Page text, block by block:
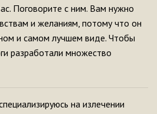
Поговорите с ним. Вам нужно
и желаниям, потому что он
и самом лучшем виде. Чтобы
разработали множество
на излечении